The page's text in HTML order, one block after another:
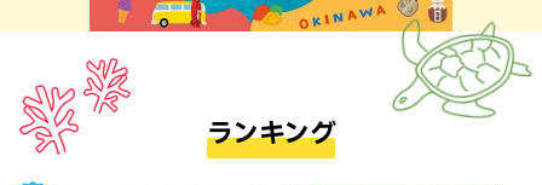
ランキング